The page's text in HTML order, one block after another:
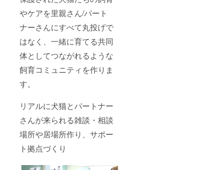
やケアを里親さん/パート
ナーさんにすべて丸投げで
はなく、一緒に育てる共同
体としてつながれるような
飼育コミュニティを作りま
す。
リアルに犬猫とパートナー
さんが来られる雑談・相談
場所や居場所作り、サポー
ト拠点づくり